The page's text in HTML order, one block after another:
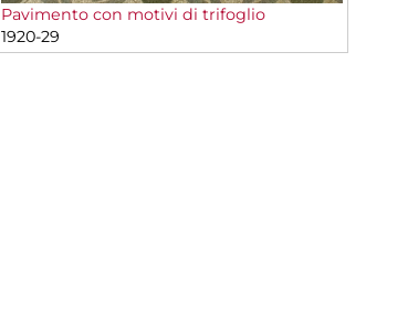
Pavimento con motivi di trifoglio
1920-29